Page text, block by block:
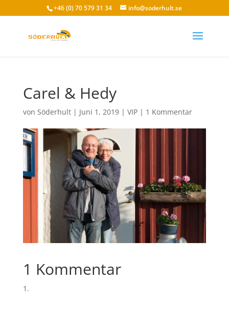
+46 (0) 70 579 31 34 info@soderhult.se
Carel & Hedy
von Söderhult| Juni 1, 2019| VIP| 1 Kommentar
1 Kommentar